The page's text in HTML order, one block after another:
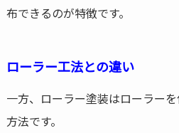
布できるのが特徴です。
ローラー工法との違い
一方、ローラー塗装はローラー
方法です。